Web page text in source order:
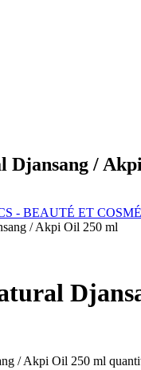
Djansang /
- BEAUTÉ ET
/ Akpi Oil 250 ml
/ Akpi Oil 250 ml